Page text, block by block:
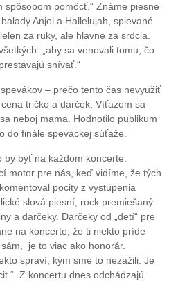
pomôcť.“ Známe piesne
Anjel a Hallelujah, spievané
za ruky, ale hlavne za srdcia.
„aby sa venovali tomu, čo
snívať.“
– prečo tento čas nevyužiť
tričko a darček. Víťazom sa
neboj mama. Hodnotilo publikum
do finále speváckej súťaže.
by byť na každom koncerte.
motor pre nás, keď vidíme, že tých
pocity z vystúpenia
slová piesní, rock premiešaný
a darčeky. Darčeky od „detí“ pre
na koncerte, že ti niekto príde
je to viac ako honorár.
spraví, kým sme to nezažili. Je
Z koncertu dnes odchádzajú